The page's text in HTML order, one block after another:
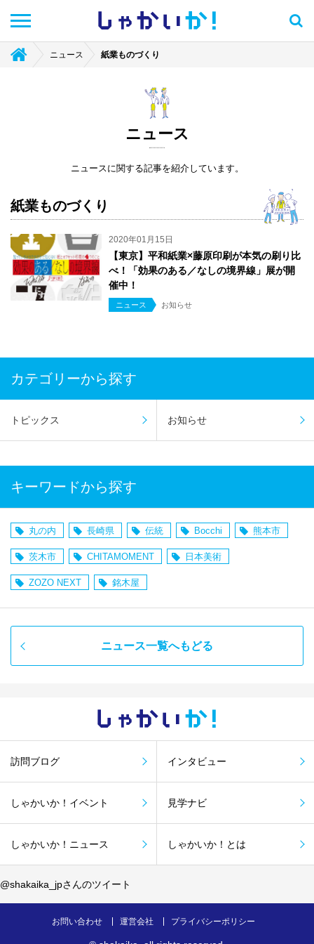
しゃかい か！
ニュース 紙業ものづくり
ニュース
ニュースに関する記事を紹介しています。
紙業ものづくり
2020年01月15日
【東京】平和紙業×藤原印刷が本気の刷り比
べ！「効果のある／なしの境界線」展が開
催中！
ニュース お知らせ
カテゴリーから探す
トピックス お知らせ
キーワードから探す
丸の内 長崎県 伝統 Bocchi 熊本市
茨木市 CHITAMOMENT 日本美術
ZOZO NEXT 銘木屋
ニュース一覧へもどる
しゃかい か！
訪問ブログ インタビュー
しゃかいか！イベント 見学ナビ
しゃかいか！ニュース しゃかいか！とは
@shakaika_jpさんのツイート
お問い合わせ 運営会社 プライバシーポリシー